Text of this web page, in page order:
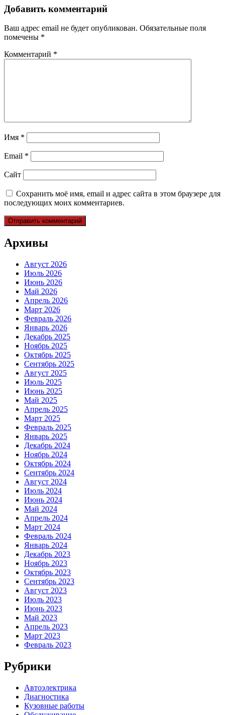
Добавить комментарий
Ваш адрес email не будет опубликован. Обязательные поля
помечены *
Комментарий *
Имя *
Email *
Сайт
Сохранить моё имя, email и адрес сайта в этом браузере для
последующих моих комментариев.
Архивы
Август 2026
Июль 2026
Июнь 2026
Май 2026
Апрель 2026
Март 2026
Февраль 2026
Январь 2026
Декабрь 2025
Ноябрь 2025
Октябрь 2025
Сентябрь 2025
Август 2025
Июль 2025
Июнь 2025
Май 2025
Апрель 2025
Март 2025
Февраль 2025
Январь 2025
Декабрь 2024
Ноябрь 2024
Октябрь 2024
Сентябрь 2024
Август 2024
Июль 2024
Июнь 2024
Май 2024
Апрель 2024
Март 2024
Февраль 2024
Январь 2024
Декабрь 2023
Ноябрь 2023
Октябрь 2023
Сентябрь 2023
Август 2023
Июль 2023
Июнь 2023
Май 2023
Апрель 2023
Март 2023
Февраль 2023
Рубрики
Автоэлектрика
Диагностика
Кузовные работы